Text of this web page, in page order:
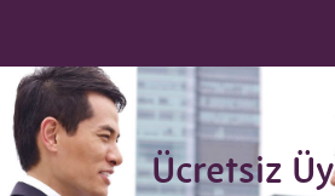
Ücretsiz